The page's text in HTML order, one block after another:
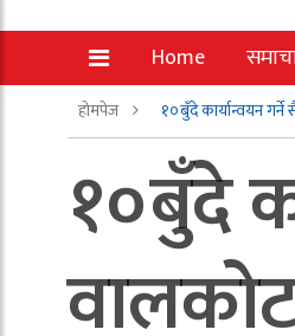
Home
होमपेज १०बुँदे कार्यान्वयन
१०बुँदे